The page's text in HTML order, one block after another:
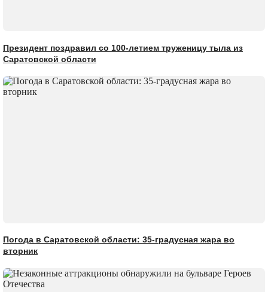
Президент поздравил со 100-летием труженицу тыла из
Саратовской области
Погода в Саратовской области: 35-градусная жара во
вторник